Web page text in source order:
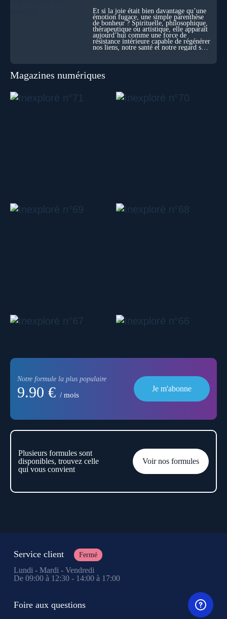
Et si la joie était bien davantage qu’une
émotion fugace, une simple parenthèse
de bonheur ? Spirituelle, philosophique,
thérapeutique ou artistique, elle apparaît
aujourd’hui comme une force de
résistance intérieure capable de régénérer
nos liens, notre santé et notre regard sur
Magazines numériques
Notre formule la plus populaire
9.90 € / mois
Je m'abonne
Plusieurs formules sont
disponibles, trouvez celle
qui vous convient
Voir nos formules
Service client Fermé
Lundi - Mardi - Vendredi
De 09:00 à 12:30 - 14:00 à 17:00
Foire aux questions